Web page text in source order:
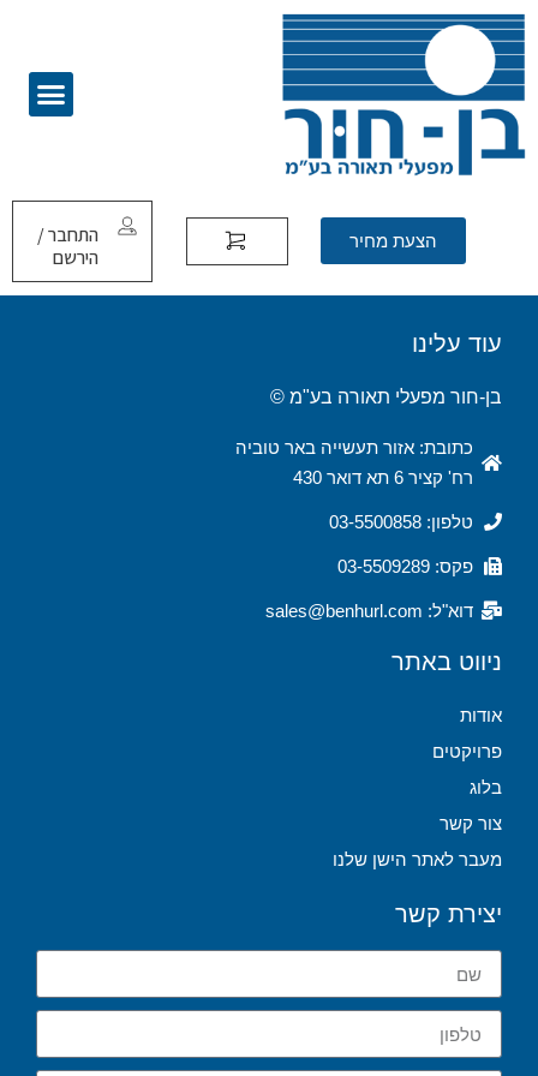
הצעת מחיר
התחבר /
הירשם
עוד עלינו
בן-חור מפעלי תאורה בע"מ ©
כתובת: אזור תעשייה באר טוביה
רח' קציר 6 תא דואר 430
טלפון: 03-5500858
פקס: 03-5509289
דוא"ל: sales@benhurl.com
ניווט באתר
אודות
פרויקטים
בלוג
צור קשר
מעבר לאתר הישן שלנו
יצירת קשר